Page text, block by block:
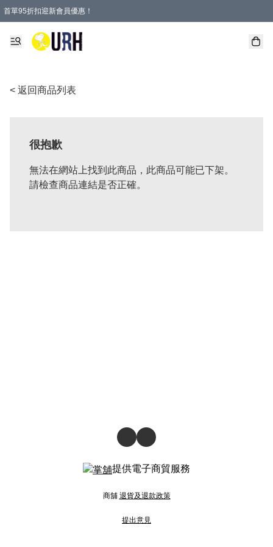
首單95折扣迎新會員優惠！
特選會員可享全單低至 95 折優惠！
單一訂單滿HKD600(澳門HKD800)包郵寄順豐送到家。
< 返回商品列表
很抱歉
無法在網站上找到此商品，此商品可能已下架。
請檢查商品連結是否正確。
提供電子商貿服務
商舖 退貨及退款政策
提出意見